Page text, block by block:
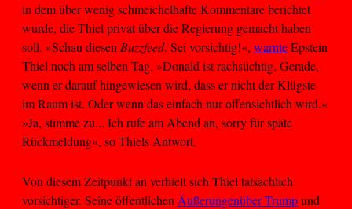
in dem über wenig schmeichelhafte Kommentare berichtet
wurde, die Thiel privat über die Regierung gemacht haben
soll. »Schau diesen Buzzfeed. Sei vorsichtig!«, warnteEpstein
Thiel noch am selben Tag. »Donald ist rachsüchtig. Gerade,
wenn er darauf hingewiesen wird, dass er nicht der Klügste
im Raum ist. Oder wenn das einfach nur offensichtlich wird.«
»Ja, stimme zu... Ich rufe am Abend an, sorry für späte
Rückmeldung«, so Thiels Antwort.
Von diesem Zeitpunkt an verhielt sich Thiel tatsächlich
vorsichtiger. Seine öffentlichen Äußerungenüber Trumpund